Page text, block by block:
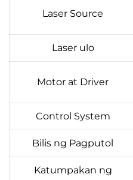
Laser Source
Laser ulo
Motor at Driver
Control System
Bilis ng Pagputol
Katumpakan ng